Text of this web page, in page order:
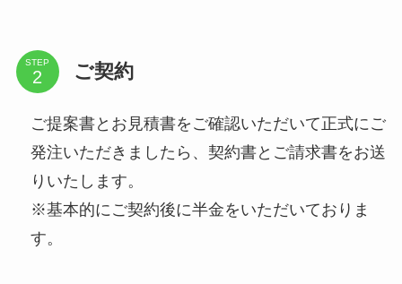
STEP ご契約
ご提案書とお見積書をご確認いただいて正式にご
発注いただきましたら、契約書とご請求書をお送
りいたします。
※基本的にご契約後に半金をいただいておりま
す。